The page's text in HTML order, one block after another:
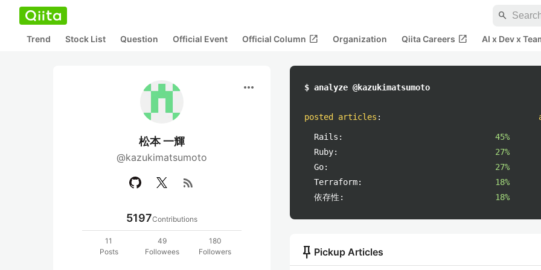
search
Trend Stock List Question Official Event Official Column open_in_new Organization Qiita Careers open_in_new AI x Dev x
more_horiz
松本 一輝
@kazukimatsumoto
rss_feed
5197Contributions
11
Posts
49
Followees
180
Followers
$ analyze @kazukimatsumoto
posted articles :
Rails:
45%
Ruby:
27%
Go:
27%
Terraform:
18%
依存性:
18%
push_pin Pickup Articles